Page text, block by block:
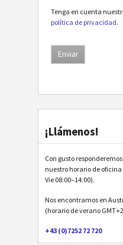
Tenga en cuenta
política de privacidad.
¡Llámenos!
Con gusto
nuestro horario de
Vie 08:00–14:00).
Nos encontramos en
(horario de verano
+43 (0)7252 72 720